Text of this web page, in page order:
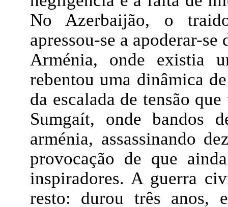
No Azerbaijão, o
apressou-se a apoderar-
Arménia, onde existia
rebentou uma dinâmica
da escalada de tensão
Sumgaít, onde bandos
arménia, assassinando
provocação de que
inspiradores. A guerra
resto: durou três anos,